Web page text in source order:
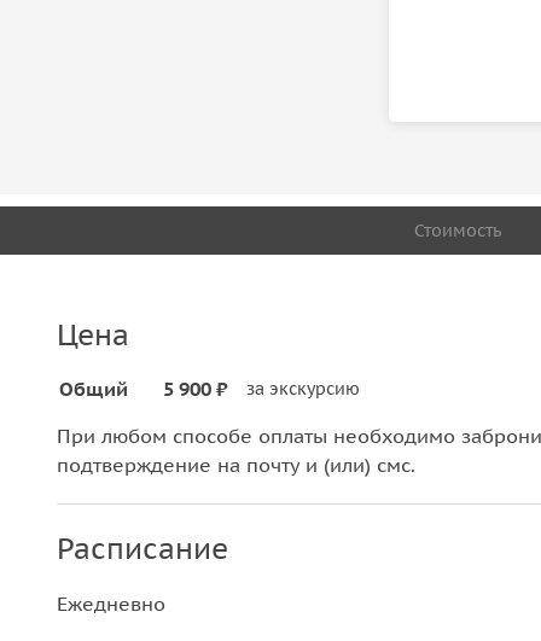
Стоимость
Цена
Общий 5 900 ₽ за экскурсию
При любом способе оплаты необходимо
подтверждение на почту и (или) смс.
Расписание
Ежедневно